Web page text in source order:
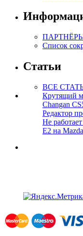
Список
Статьи
ВСЕ
Крутящий
Changan
Редактор
Не
E2 на